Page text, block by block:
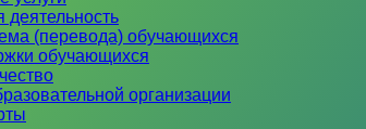
деятельность
(перевода) обучающихся
обучающихся
организации